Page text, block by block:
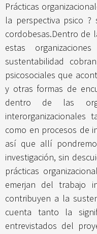
Prácticas
la perspectiva psico ?
cordobesas.Dentro de
estas
sustentabilidad
psicosociales que
y otras formas de
dentro de las
interorganizacionales
como en procesos de
así que allí
investigación, sin
prácticas
emerjan del trabajo
contribuyen a la
cuenta tanto la
entrevistados del